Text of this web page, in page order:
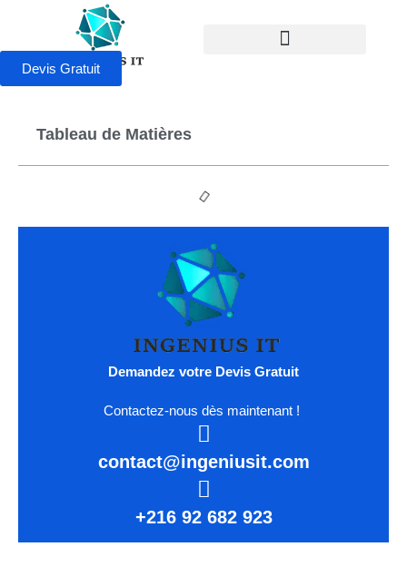
Devis Gratuit
Tableau de Matières
Demandez votre Devis Gratuit
Contactez-nous dès maintenant !
contact@ingeniusit.com
+216 92 682 923